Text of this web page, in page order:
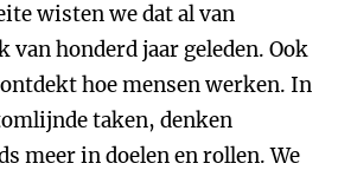
wisten we dat al van
van honderd jaar geleden. Ook
hoe mensen werken. In
taken, denken
meer in doelen en rollen. We